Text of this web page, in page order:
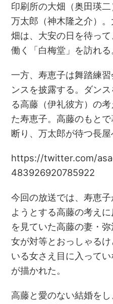
印刷所の大畑（奥田瑛
万太郎（神木隆之介）
畑は、大安の日を待っ
働く「白梅堂」を訪れる
一方、寿恵子は舞踏練
ンスを披露する。ダン
る高藤（伊礼彼方）の
た寿恵子。高藤のもと
断り、万太郎が待つ長屋
https://twitter.com/
483926920785922
今回の放送では、寿恵
ようとする高藤の考え
を見ていた高藤の妻・
女が対等とおっしゃる
いる女さえ目に入って
が描かれた。
高藤と愛のない結婚を